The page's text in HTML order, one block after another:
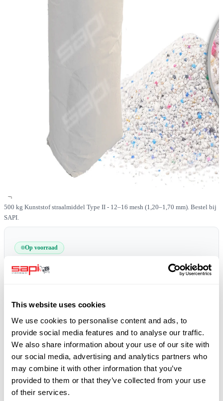
This website uses cookies
We use cookies to personalise content and ads, to
provide social media features and to analyse our traffic.
We also share information about your use of our site with
our social media, advertising and analytics partners who
may combine it with other information that you’ve
provided to them or that they’ve collected from your use
of their services.
500 kg Kunststof straalmiddel Type II - 12–16 mesh (1,20–1,70 mm). Bestel bij
SAPI.
Op voorraad
SKU 0519-PLAST-II-12-16-500
plus 19% BTW